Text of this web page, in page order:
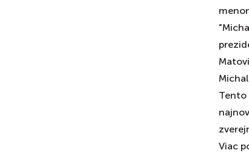
Tento
Viac